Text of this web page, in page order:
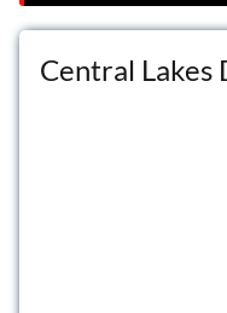
Central Lakes